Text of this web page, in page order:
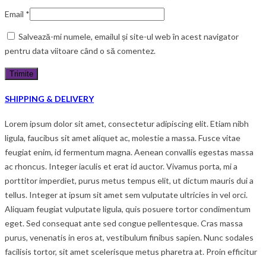
Email *
Salvează-mi numele, emailul și site-ul web în acest navigator
pentru data viitoare când o să comentez.
SHIPPING & DELIVERY
Lorem ipsum dolor sit amet, consectetur adipiscing elit. Etiam nibh
ligula, faucibus sit amet aliquet ac, molestie a massa. Fusce vitae
feugiat enim, id fermentum magna. Aenean convallis egestas massa
ac rhoncus. Integer iaculis et erat id auctor. Vivamus porta, mi a
porttitor imperdiet, purus metus tempus elit, ut dictum mauris dui a
tellus. Integer at ipsum sit amet sem vulputate ultricies in vel orci.
Aliquam feugiat vulputate ligula, quis posuere tortor condimentum
eget. Sed consequat ante sed congue pellentesque. Cras massa
purus, venenatis in eros at, vestibulum finibus sapien. Nunc sodales
facilisis tortor, sit amet scelerisque metus pharetra at. Proin efficitur